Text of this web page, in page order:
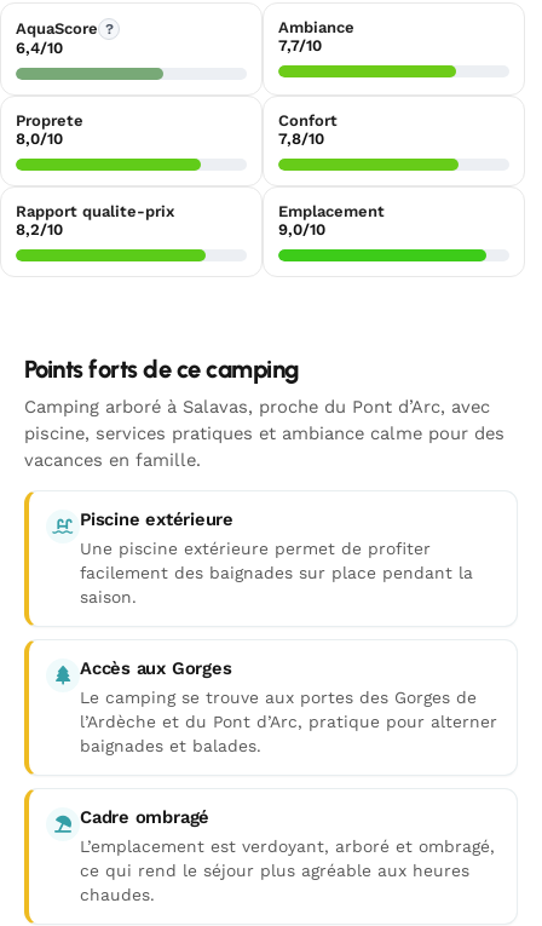
AquaScore ?
6,4/10
Ambiance
7,7/10
Proprete
8,0/10
Confort
7,8/10
Rapport qualite-prix
8,2/10
Emplacement
9,0/10
Points forts de ce camping
Camping arboré à Salavas, proche du Pont d’Arc, avec
piscine, services pratiques et ambiance calme pour des
vacances en famille.
Piscine extérieure
Une piscine extérieure permet de profiter
facilement des baignades sur place pendant la
saison.
Accès aux Gorges
Le camping se trouve aux portes des Gorges de
l’Ardèche et du Pont d’Arc, pratique pour alterner
baignades et balades.
Cadre ombragé
L’emplacement est verdoyant, arboré et ombragé,
ce qui rend le séjour plus agréable aux heures
chaudes.